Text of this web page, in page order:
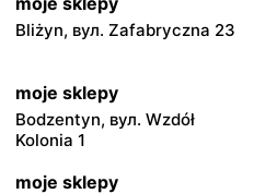
Bliżyn, вул. Zafabryczna 23
moje sklepy
Bodzentyn, вул. Wzdół
Kolonia 1
moje sklepy